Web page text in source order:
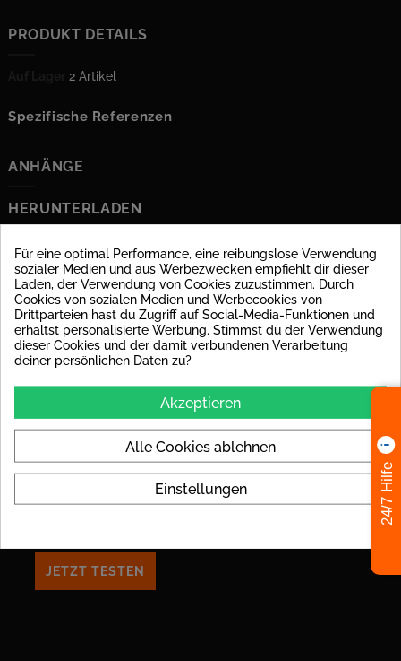
PRODUKT DETAILS
2 Artikel
Spezifische Referenzen
ANHÄNGE
HERUNTERLADEN
Hybrid Fleckschutz
Herunterladen (1.15MB)
MUSTERFLIESEN einfach
bestellen.
Die Fliesenauswahl ist eine wichtige Entscheidung und
Sie wollen es richtig machen.
Wir verstehen das! Bestellen Sie noch heute Muster, um
die richtige Wahl zu treffen.
JETZT TESTEN
Für eine optimal Performance, eine reibungslose Verwendung
sozialer Medien und aus Werbezwecken empfiehlt dir dieser
Laden, der Verwendung von Cookies zuzustimmen. Durch
Cookies von sozialen Medien und Werbecookies von
Drittparteien hast du Zugriff auf Social-Media-Funktionen und
erhältst personalisierte Werbung. Stimmst du der Verwendung
dieser Cookies und der damit verbundenen Verarbeitung
deiner persönlichen Daten zu?
Akzeptieren
Alle Cookies ablehnen
Einstellungen 24/7 Hilfe